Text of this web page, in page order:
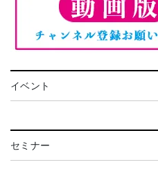
イベント
セミナー